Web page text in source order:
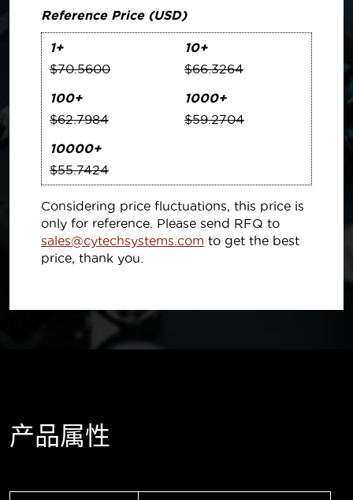
Reference Price (USD)
1+
$70.5600
10+
$66.3264
100+
$62.7984
1000+
$59.2704
10000+
$55.7424
Considering price fluctuations, this price is
only for reference. Please send RFQ to
sales@cytechsystems.com to get the best
price, thank you.
产品属性